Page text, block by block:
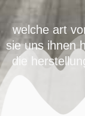
welche art
sie uns ihnen
die